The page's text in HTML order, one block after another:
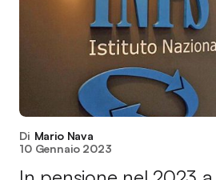
Di Mario Nava
10 Gennaio 2023